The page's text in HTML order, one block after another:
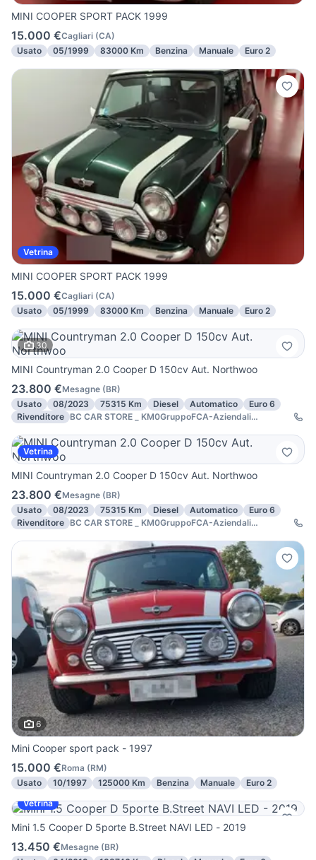
MINI COOPER SPORT PACK 1999
15.000 €Cagliari (CA)
Usato
05/1999 83000 Km Benzina Manuale Euro 2
Vetrina
MINI COOPER SPORT PACK 1999
15.000 €Cagliari (CA)
Usato
05/1999 83000 Km Benzina Manuale Euro 2
30
MINI Countryman 2.0 Cooper D 150cv Aut. Northwoo
23.800 €Mesagne (BR)
Usato
08/2023 75315 Km Diesel Automatico
Euro 6
Rivenditore BC CAR STORE _ KM0GruppoFCA-Aziendali
Vetrina
MINI Countryman 2.0 Cooper D 150cv Aut. Northwoo
23.800 €Mesagne (BR)
Usato
08/2023 75315 Km Diesel Automatico
Euro 6
Rivenditore BC CAR STORE _ KM0GruppoFCA-Aziendali
6
Mini Cooper sport pack - 1997
15.000 €Roma (RM)
Usato
10/1997 125000 Km Benzina Manuale
Euro 2
Vetrina
Mini 1.5 Cooper D 5porte B.Street NAVI LED - 2019
13.450 €Mesagne (BR)